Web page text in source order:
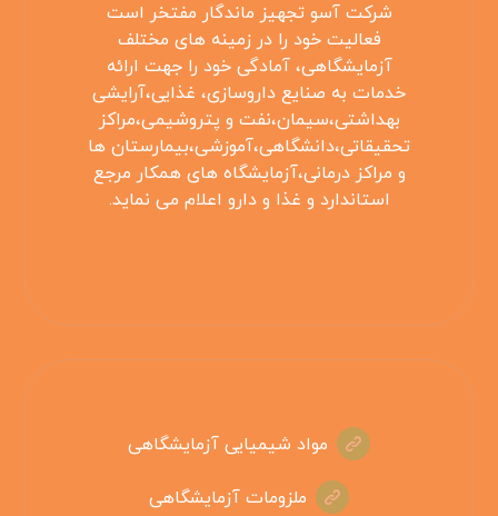
شرکت آسو تجهیز ماندگار مفتخر است
فعالیت خود را در زمینه های مختلف
آزمایشگاهی، آمادگی خود را جهت ارائه
خدمات به صنایع داروسازی، غذایی،آرایشی
بهداشتی،سیمان،نفت و پتروشیمی،مراکز
تحقیقاتی،دانشگاهی،آموزشی،بیمارستان ها
و مراکز درمانی،آزمایشگاه های همکار مرجع
استاندارد و غذا و دارو اعلام می نماید.
مواد شیمیایی آزمایشگاهی
ملزومات آزمایشگاهی